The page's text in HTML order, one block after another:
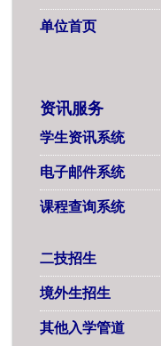
单位首页
资讯服务
学生资讯系统
电子邮件系统
课程查询系统
二技招生
境外生招生
其他入学管道